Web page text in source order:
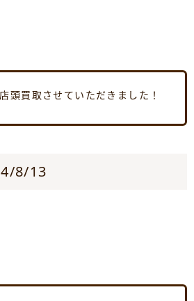
頭買取させていただきました！
8/13